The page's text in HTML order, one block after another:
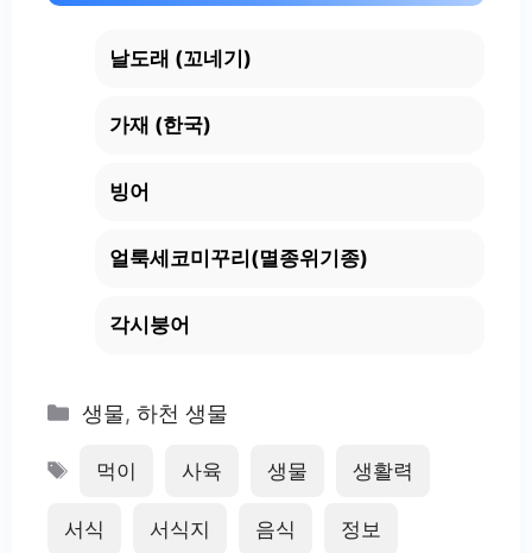
날도래 (꼬네기)
가재 (한국)
빙어
얼룩세코미꾸리(멸종위기종)
각시붕어
Categories
생물, 하천 생물
Tags
먹이 사육 생물 생활력
서식 서식지 음식 정보